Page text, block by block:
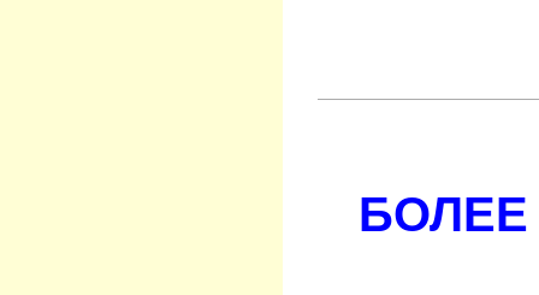
БОЛЕЕ